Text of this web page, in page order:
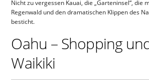
Nicht zu vergessen Kauai, die „Garteninsel“, die
Regenwald und den dramatischen Klippen des
besticht.
Oahu – Shopping
Waikiki